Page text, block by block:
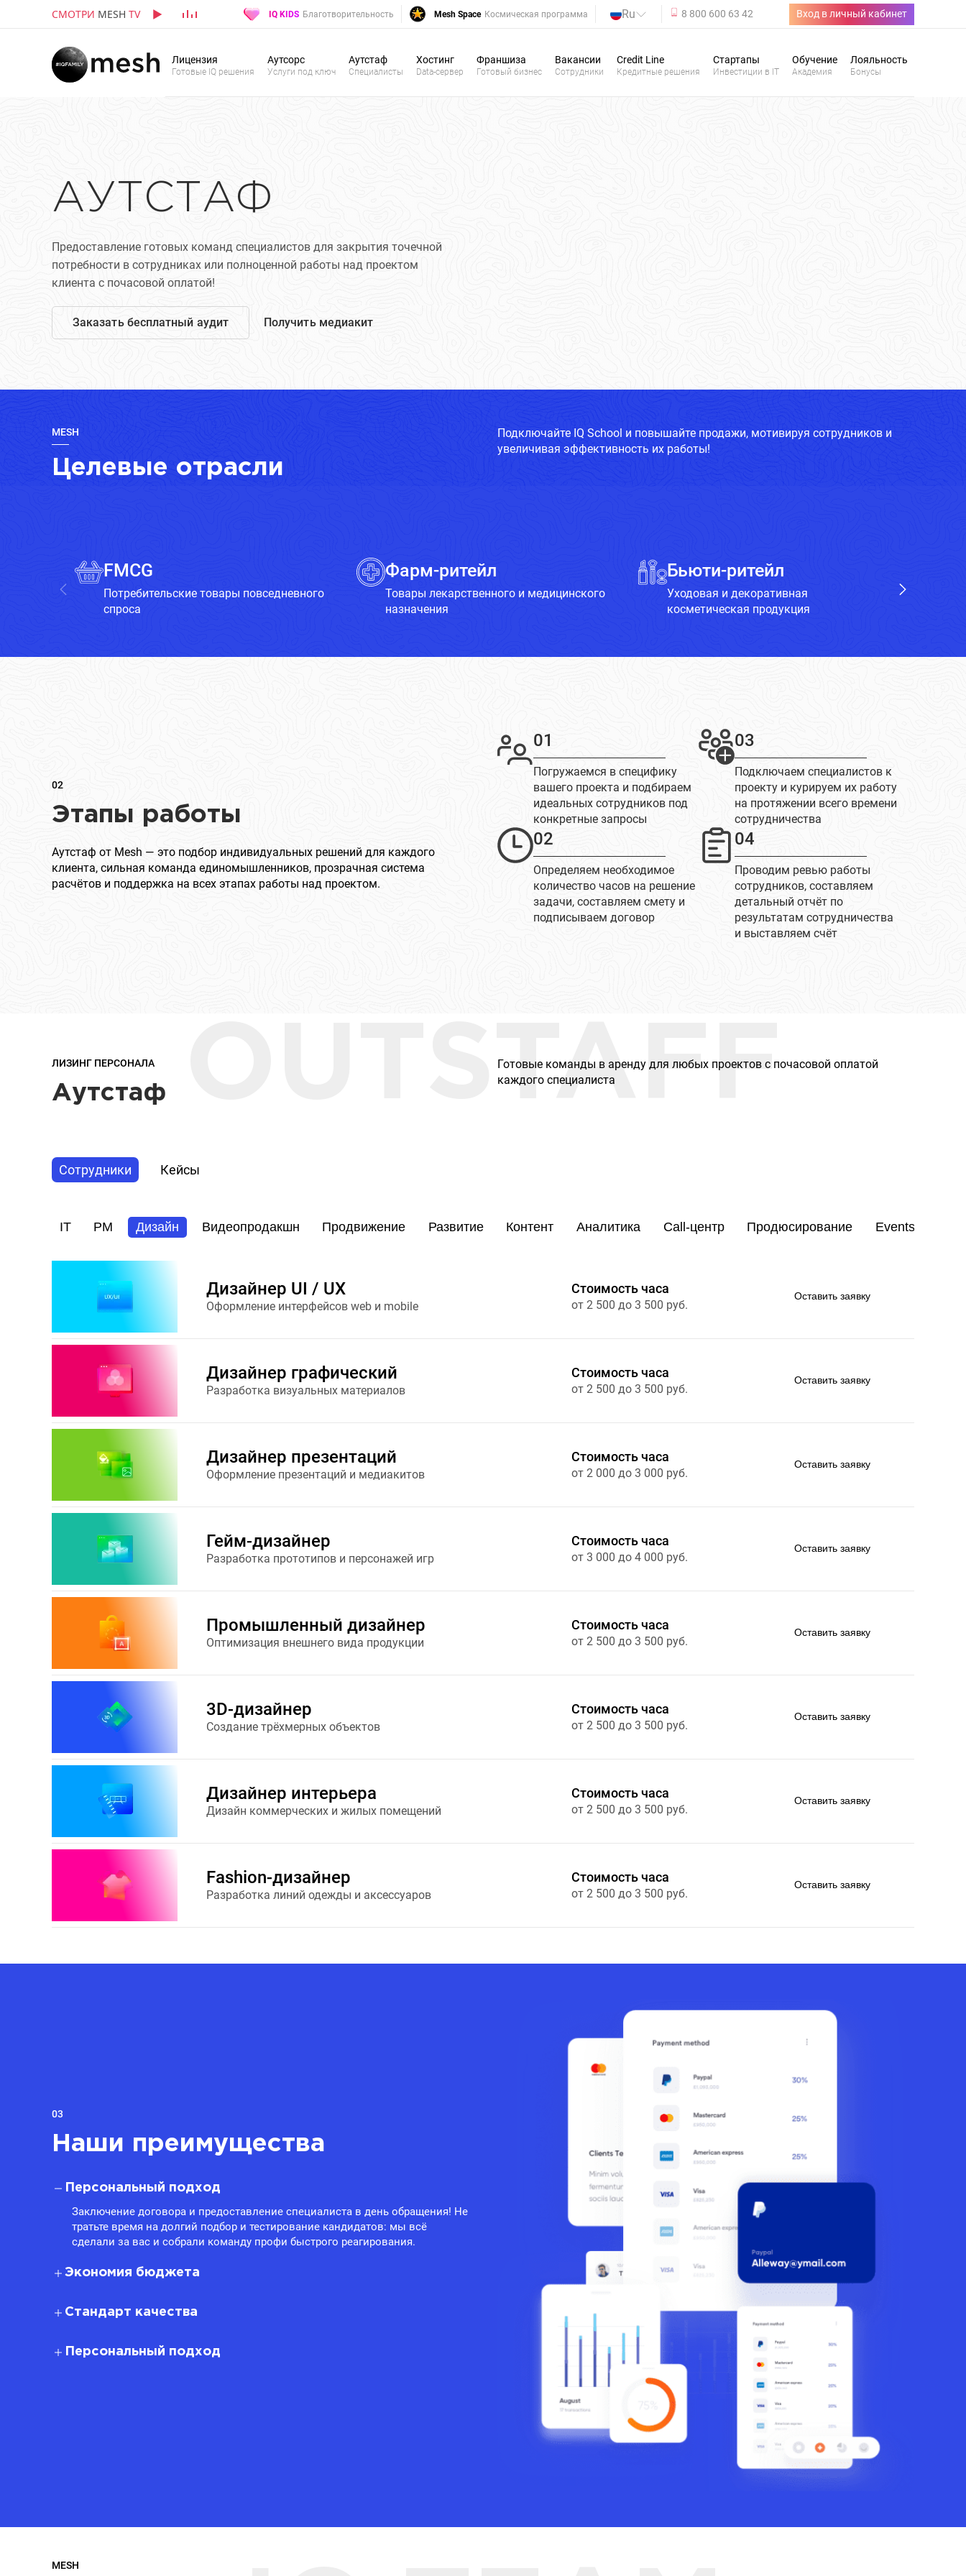
СМОТРИ MESH TV IQ KIDS Благотворительность Mesh Space Космическая программа Ru 8 800 600 63 42 Вход в личный кабинет
Лицензия
Готовые IQ решения
Аутсорс
Услуги под ключ
Аутстаф
Специалисты
Хостинг
Data-сервер
Франшиза
Готовый бизнес
Вакансии
Сотрудники
Credit Line
Кредитные решения
Стартапы
Инвестиции в IT
Обучение
Академия
Лояльность
Бонусы
АУТСТАФ
Предоставление готовых команд специалистов для закрытия точечной
потребности в сотрудниках или полноценной работы над проектом
клиента с почасовой оплатой!
Заказать бесплатный аудит Получить медиакит
MESH
Целевые отрасли
Подключайте IQ School и повышайте продажи, мотивируя сотрудников и
увеличивая эффективность их работы!
FMCG
Потребительские товары повседневного
спроса
Фарм-ритейл
Товары лекарственного и медицинского
назначения
Бьюти-ритейл
Уходовая и декоративная
косметическая продукция
02
Этапы работы
Аутстаф от Mesh — это подбор индивидуальных решений для каждого
клиента, сильная команда единомышленников, прозрачная система
расчётов и поддержка на всех этапах работы над проектом.
01
Погружаемся в специфику
вашего проекта и подбираем
идеальных сотрудников под
конкретные запросы
03
Подключаем специалистов к
проекту и курируем их работу
на протяжении всего времени
сотрудничества
02
Определяем необходимое
количество часов на решение
задачи, составляем смету и
подписываем договор
04
Проводим ревью работы
сотрудников, составляем
детальный отчёт по
результатам сотрудничества
и выставляем счёт
OUTSTAFF
ЛИЗИНГ ПЕРСОНАЛА
Аутстаф
Готовые команды в аренду для любых проектов с почасовой оплатой
каждого специалиста
Сотрудники Кейсы
IT PM Дизайн Видеопродакшн Продвижение Развитие Контент Аналитика Call-центр Продюсирование Events
Дизайнер UI / UX
Оформление интерфейсов web и mobile
Стоимость часа
от 2 500 до 3 500 руб.
Оставить заявку
Дизайнер графический
Разработка визуальных материалов
Стоимость часа
от 2 500 до 3 500 руб.
Оставить заявку
Дизайнер презентаций
Оформление презентаций и медиакитов
Стоимость часа
от 2 000 до 3 000 руб.
Оставить заявку
Гейм-дизайнер
Разработка прототипов и персонажей игр
Стоимость часа
от 3 000 до 4 000 руб.
Оставить заявку
Промышленный дизайнер
Оптимизация внешнего вида продукции
Стоимость часа
от 2 500 до 3 500 руб.
Оставить заявку
3D-дизайнер
Создание трёхмерных объектов
Стоимость часа
от 2 500 до 3 500 руб.
Оставить заявку
Дизайнер интерьера
Дизайн коммерческих и жилых помещений
Стоимость часа
от 2 500 до 3 500 руб.
Оставить заявку
Fashion-дизайнер
Разработка линий одежды и аксессуаров
Стоимость часа
от 2 500 до 3 500 руб.
Оставить заявку
03
Наши преимущества
Персональный подход
Заключение договора и предоставление специалиста в день обращения! Не
тратьте время на долгий подбор и тестирование кандидатов: мы всё
сделали за вас и собрали команду профи быстрого реагирования.
Экономия бюджета
Стандарт качества
Персональный подход
MESH